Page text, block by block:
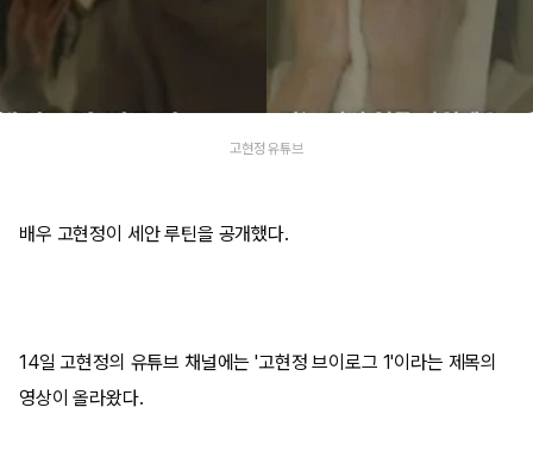
고현정 유튜브
배우 고현정이 세안 루틴을 공개했다.
14일 고현정의 유튜브 채널에는 '고현정 브이로그 1'이라는 제목의
영상이 올라왔다.